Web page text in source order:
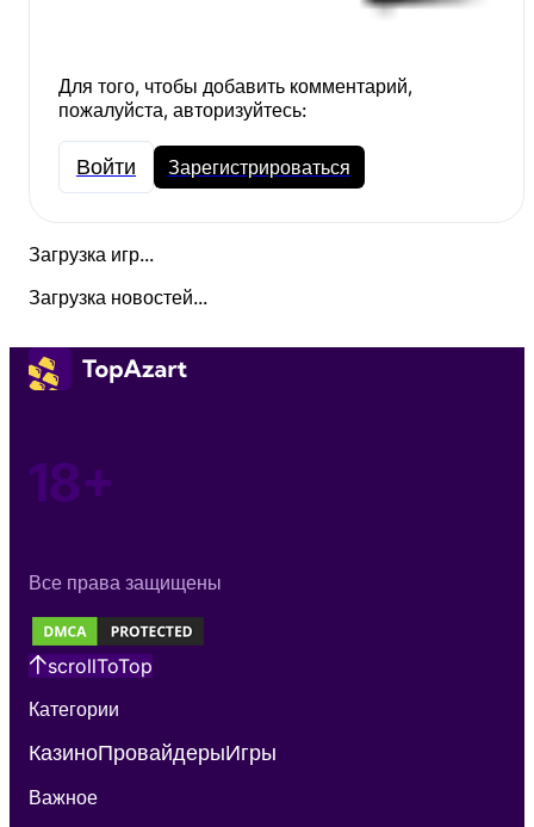
Для того, чтобы добавить комментарий,
пожалуйста, авторизуйтесь:
Войти Зарегистрироваться
Загрузка игр...
Загрузка новостей...
18+
Все права защищены
scrollToTop
Категории
КазиноПровайдерыИгры
Важное